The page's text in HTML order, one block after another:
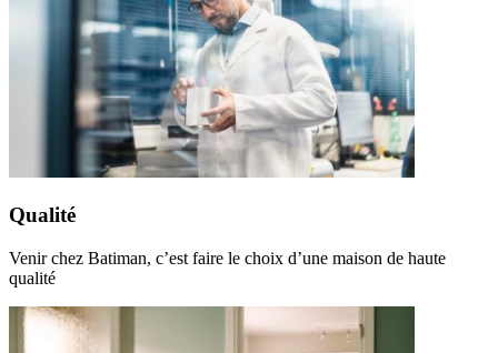
Qualité
Venir chez Batiman, c’est faire le choix d’une maison de haute
qualité